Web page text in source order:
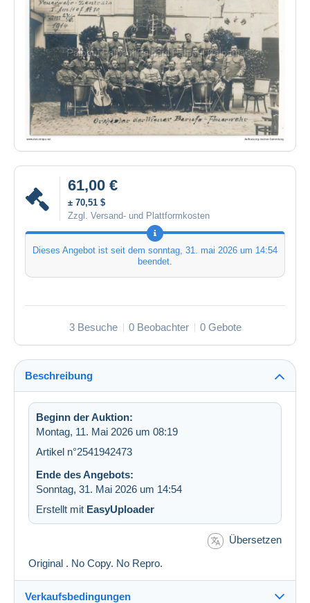
61,00 €
± 70,51 $
Zzgl. Versand- und Plattformkosten
Dieses Angebot ist seit dem sonntag, 31. mai 2026 um 14:54
beendet.
3 Besuche 0 Beobachter 0 Gebote
Beschreibung
Beginn der Auktion:
Montag, 11. Mai 2026 um 08:19
Artikel n°2541942473
Ende des Angebots:
Sonntag, 31. Mai 2026 um 14:54
Erstellt mit EasyUploader
Übersetzen
Original . No Copy. No Repro.
Verkaufsbedingungen